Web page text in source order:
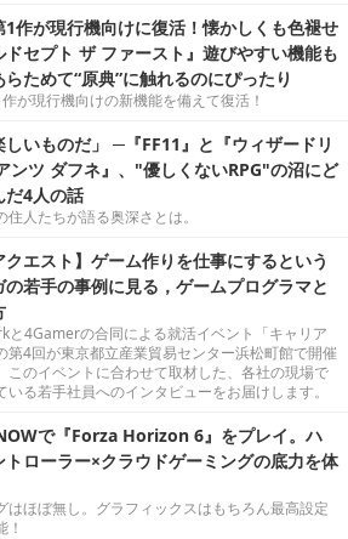
1作が現行機向けに復活！懐かしくも色褪せ
ドセプト ザ ファースト』遊びやすい機能も
ためて“原典”に触れるのにぴったり
が現行機向けの新機能を備えて復活！
しいものだ」 ─『FF11』と『ウィザードリ
ンツ ダフネ』、"優しくないRPG"の沼にど
だ4人の話
住人たちが語る奥深さとは。
クエスト】ゲーム作りを仕事にするという
の若手の事例に見る，ゲームプログラマと
と4Gamerの合同による就活イベント「キャリア
第4回が東京都立産業貿易センター浜松町館で開催
このイベントに合わせて取材した、各社の現場で
いる若手社員へのインタビューをお届けします。
で『Forza Horizon 6』をプレイ。ハ
トローラー×クラウドゲーミングの底力を体
はほぼ無し。グラフィックスはもちろん最高設定
！